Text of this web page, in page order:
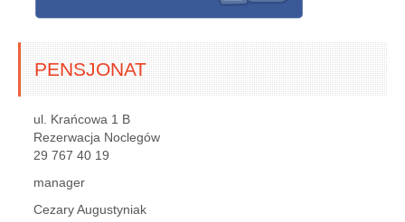
PENSJONAT
ul. Krańcowa 1 B
Rezerwacja Noclegów
29 767 40 19
manager
Cezary Augustyniak